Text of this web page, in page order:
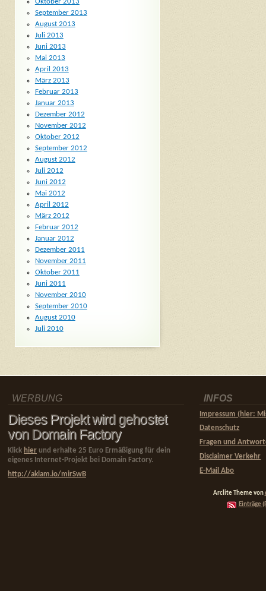
Oktober 2013
September 2013
August 2013
Juli 2013
Juni 2013
Mai 2013
April 2013
März 2013
Februar 2013
Januar 2013
Dezember 2012
November 2012
Oktober 2012
September 2012
August 2012
Juli 2012
Juni 2012
Mai 2012
April 2012
März 2012
Februar 2012
Januar 2012
Dezember 2011
November 2011
Oktober 2011
Juni 2011
November 2010
September 2010
August 2010
Juli 2010
WERBUNG
Dieses Projekt wird gehostet
von Domain Factory
Klick hier und erhalte 25 Euro Ermäßigung für dein
eigenes Internet-Projekt bei Domain Factory.
http://aklam.io/mirSwB
INFOS
Impressum (hier:
Datenschutz
Fragen und
Disclaimer Verkehr
E-Mail Abo
Arclite Theme von
Einträge